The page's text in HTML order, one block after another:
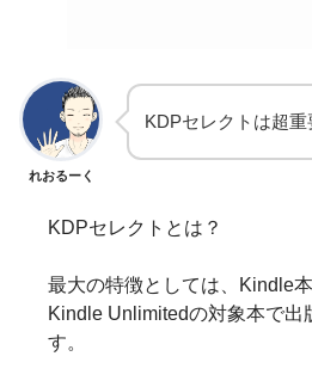
れおるーく
KDPセレクトは超重
KDPセレクトとは？
最大の特徴としては、Kindle
Kindle Unlimitedの対象本で出
す。